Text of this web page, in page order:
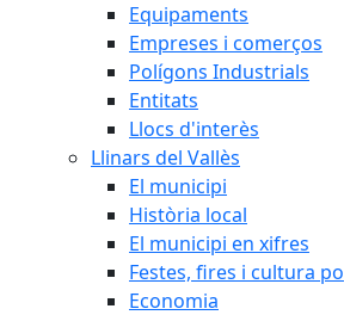
Equipaments
Empreses i comerços
Polígons Industrials
Entitats
Llocs d'interès
Llinars del Vallès
El municipi
Història local
El municipi en xifres
Festes, fires i cultura
Economia